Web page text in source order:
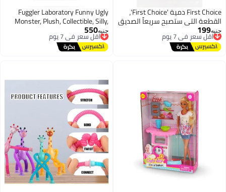
First Choice دمية 'First Choice'،
القطعة التي ستصبح سريعاً الصديق
المفضل والمرافق الدائم في أجمل
لحظات اللعب (يرجى ملاحظة أن
جنيه199
أقل سعر في 7 يوم
توصيل مجاني
أقل سعر في 7 يوم
Fuggler Laboratory Funny Ugly
Monster, Plush, Collectible, Silly,
Toy (Wide Eyed Weirdo) Star Toys
2026
جنيه550
أقل سعر في 7 يوم
توصيل مجاني
أقل سعر في 7 يوم